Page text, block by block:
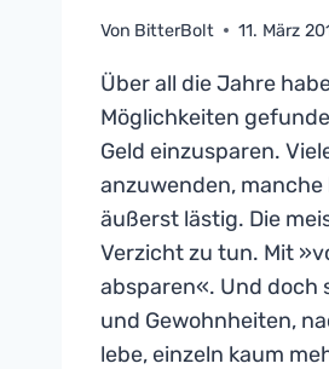
Von BitterBolt 11. März
Über all die Jahre
Möglichkeiten
Geld einzusparen.
anzuwenden,
äußerst lästig. Die
Verzicht zu tun. Mit
absparen«. Und doch
und Gewohnheiten,
lebe, einzeln kaum